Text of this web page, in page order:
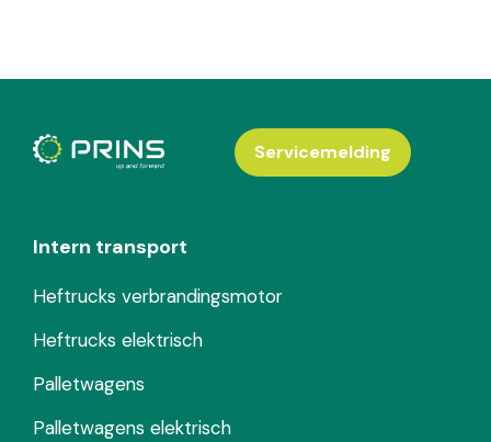
Intern transport
Heftrucks verbrandingsmotor
Heftrucks elektrisch
Palletwagens
Palletwagens elektrisch
Servicemelding